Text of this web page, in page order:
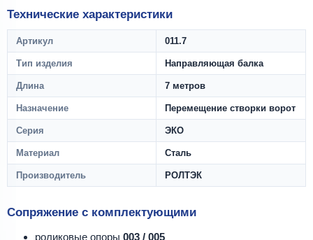
Технические характеристики
Артикул 011.7
Тип изделия Направляющая балка
Длина 7 метров
Назначение Перемещение створки ворот
Серия ЭКО
Материал Сталь
Производитель РОЛТЭК
Сопряжение с комплектующими
роликовые опоры 003 / 005